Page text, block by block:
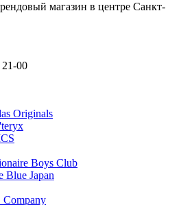
магазин в центре Санкт-
00
Originals
Boys Club
Blue Japan
Company